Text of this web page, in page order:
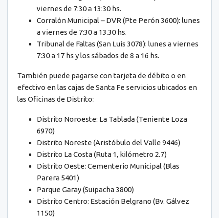
viernes de 7:30 a 13:30 hs.
Corralón Municipal – DVR (Pte Perón 3600): lunes
a viernes de 7:30 a 13.30 hs.
Tribunal de Faltas (San Luis 3078): lunes a viernes
7:30 a 17 hs y los sábados de 8 a 16 hs.
También puede pagarse con tarjeta de débito o en
efectivo en las cajas de Santa Fe servicios ubicados en
las Oficinas de Distrito:
Distrito Noroeste: La Tablada (Teniente Loza
6970)
Distrito Noreste (Aristóbulo del Valle 9446)
Distrito La Costa (Ruta 1, kilómetro 2.7)
Distrito Oeste: Cementerio Municipal (Blas
Parera 5401)
Parque Garay (Suipacha 3800)
Distrito Centro: Estación Belgrano (Bv. Gálvez
1150)